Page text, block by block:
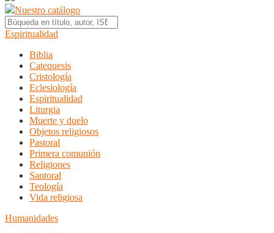
Nuestro catálogo
Espiritualidad
Biblia
Catequesis
Cristología
Eclesiología
Espiritualidad
Liturgia
Muerte y duelo
Objetos religiosos
Pastoral
Primera comunión
Religiones
Santoral
Teología
Vida religiosa
Humanidades